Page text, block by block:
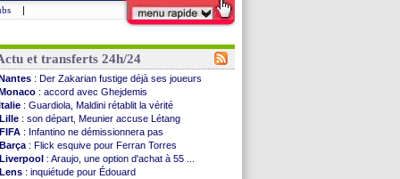
|
et transferts 24h/24
: Der Zakarian fustige déjà ses joueurs
: accord avec Ghejdemis
: Guardiola, Maldini rétablit la vérité
Lille : son départ, Meunier accuse Létang
FIFA : Infantino ne démissionnera pas
Barça : Flick esquive pour Ferran Torres
Liverpool : Araujo, une option d'achat à 55 ...
Lens : inquiétude pour Édouard